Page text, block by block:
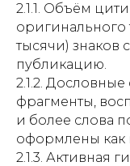
2.1.1. Объём
оригинального
тысячи) знаков
публикацию.
2.1.2.
фрагменты,
и более слова
оформлены как
2.1.3. Активная